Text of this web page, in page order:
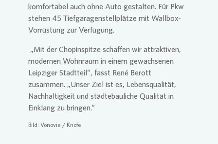
komfortabel auch ohne Auto gestalten. Für Pkw
stehen 45 Tiefgaragenstellplätze mit Wallbox-
Vorrüstung zur Verfügung.
„Mit der Chopinspitze schaffen wir attraktiven,
modernen Wohnraum in einem gewachsenen
Leipziger Stadtteil“, fasst René Berott
zusammen. „Unser Ziel ist es, Lebensqualität,
Nachhaltigkeit und städtebauliche Qualität in
Einklang zu bringen.“
Bild: Vonovia / Knofe